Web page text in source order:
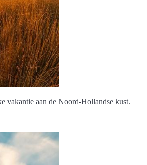
vakantie aan de Noord-Hollandse kust.